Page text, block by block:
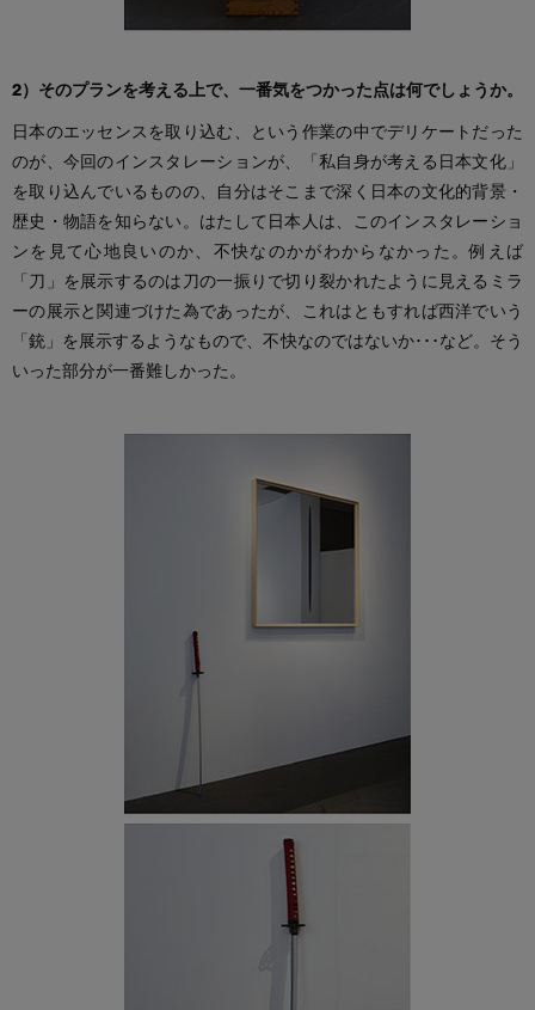
2）そのプランを考える上で、一番気をつかった点は何でしょうか。
日本のエッセンスを取り込む、という作業の中でデリケートだった
のが、今回のインスタレーションが、「私自身が考える日本文化」
を取り込んでいるものの、自分はそこまで深く日本の文化的背景・
歴史・物語を知らない。はたして日本人は、このインスタレーショ
ンを見て心地良いのか、不快なのかがわからなかった。例えば
「刀」を展示するのは刀の一振りで切り裂かれたように見えるミラ
ーの展示と関連づけた為であったが、これはともすれば西洋でいう
「銃」を展示するようなもので、不快なのではないか･･･など。そう
いった部分が一番難しかった。